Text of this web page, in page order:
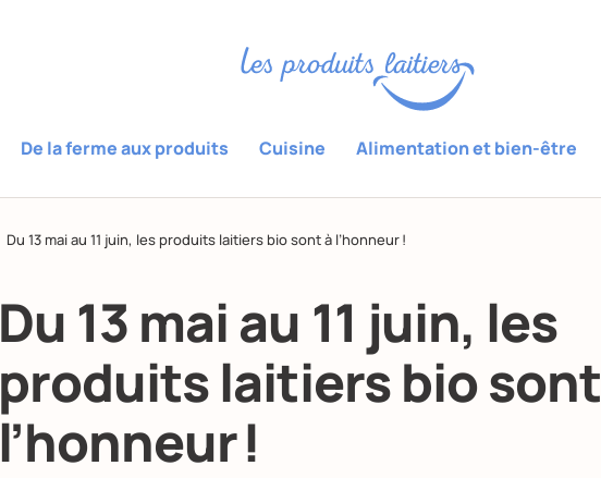
De la ferme aux produits Cuisine Alimentation et bien-être
Du 13 mai au 11 juin, les produits laitiers bio sont à l’honneur !
Du 13 mai au 11 juin, les
produits laitiers bio
l’honneur !